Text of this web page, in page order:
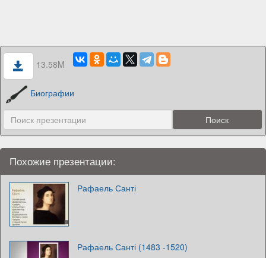
13.58M
Биографии
Похожие презентации:
Рафаель Санті
Рафаель Санті (1483 -1520)